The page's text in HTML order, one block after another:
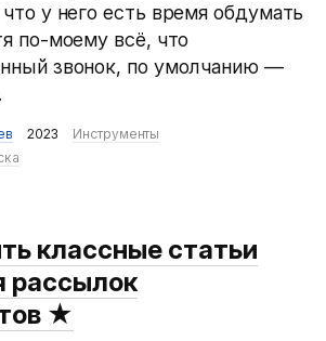
у него есть время обдумать
по-моему всё, что
звонок, по умолчанию —
2023
Инструменты
классные статьи
рассылок
★